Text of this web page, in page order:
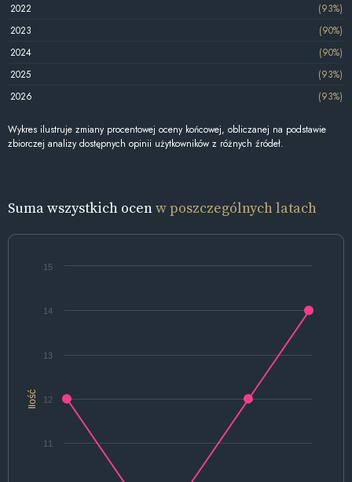
2022
(93%)
2023
(90%)
2024
(90%)
2025
(93%)
2026
(93%)
Wykres ilustruje zmiany procentowej oceny końcowej, obliczanej na podstawie
zbiorczej analizy dostępnych opinii użytkowników z różnych źródeł.
Suma wszystkich ocenw poszczególnych latach
Ilość
11
12
13
14
15